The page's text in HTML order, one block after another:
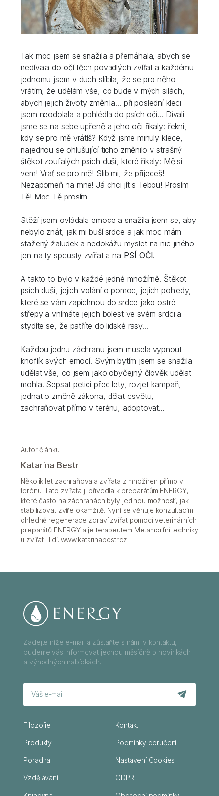
Tak moc jsem se snažila a přemáhala, abych se
nedívala do očí těch povadlých zvířat a každému
jednomu jsem v duch slíbila, že se pro něho
vrátím, že udělám vše, co bude v mých silách,
abych jejich životy změnila... při poslední kleci
jsem neodolala a pohlédla do psích očí... Dívali
jsme se na sebe upřeně a jeho oči říkaly: řekni,
kdy se pro mě vrátíš? Když jsme minuly klece,
najednou se ohlušující ticho změnilo v strašný
štěkot zoufalých psích duší, které říkaly: Mě si
vem! Vrať se pro mě! Slib mi, že přijedeš!
Nezapomeň na mne! Já chci jít s Tebou! Prosím
Tě! Moc Tě prosím!
Stěží jsem ovládala emoce a snažila jsem se, aby
nebylo znát, jak mi buší srdce a jak moc mám
stažený žaludek a nedokážu myslet na nic jiného
jen na ty spousty zvířat a na PSÍ OČI.
A takto to bylo v každé jedné množírně. Štěkot
psích duší, jejich volání o pomoc, jejich pohledy,
které se vám zapíchnou do srdce jako ostré
střepy a vnímáte jejich bolest ve svém srdci a
stydíte se, že patříte do lidské rasy...
Každou jednu záchranu jsem musela vypnout
knoflík svých emocí. Svým bytím jsem se snažila
udělat vše, co jsem jako obyčejný člověk udělat
mohla. Sepsat petici před lety, rozjet kampaň,
jednat o změně zákona, dělat osvětu,
zachraňovat přímo v terénu, adoptovat...
Autor článku
Katarína Bestr
Několik let zachraňovala zvířata z množíren přímo v
terénu. Tato zvířata ji přivedla k preparátům ENERGY,
které často na záchranách byly jedinou možností, jak
stabilizovat zvíře okamžitě. Nyní se věnuje konzultacím
ohledně regenerace zdraví zvířat pomocí veterinárních
preparátů ENERGY a je terapeutem Metamorfní techniky
u zvířat i lidí. www.katarinabestr.cz
Zadejte níže e-mail a zůstaňte s námi v kontaktu,
budeme vás informovat jednou měsíčně o novinkách
a výhodných nabídkách.
Filozofie
Produkty
Poradna
Vzdělávání
Kontakt
Podmínky doručení
Nastavení Cookies
GDPR